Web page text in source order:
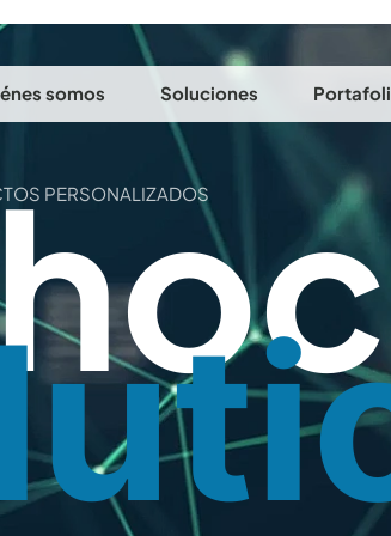
somos Soluciones
PERSONALIZADOS